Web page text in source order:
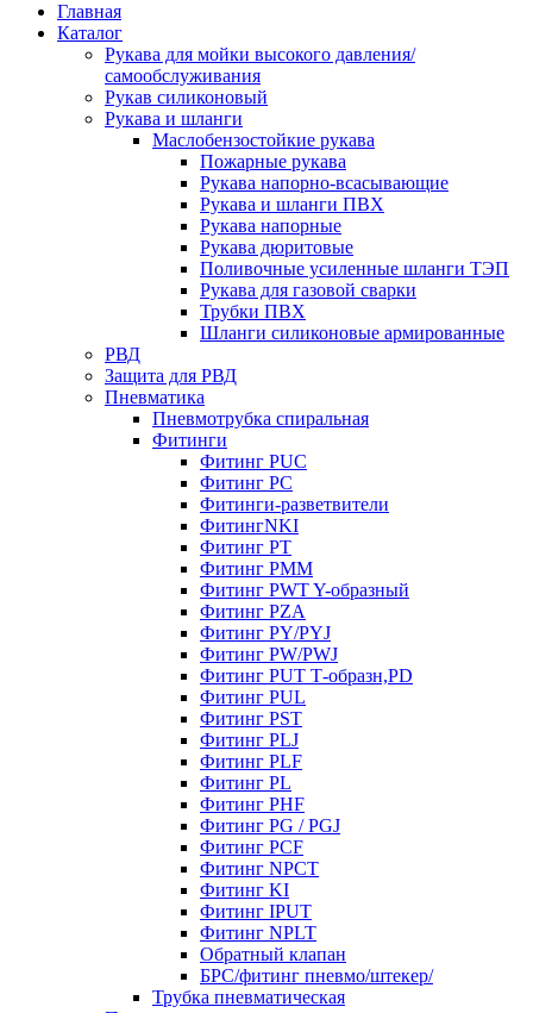
Главная
Каталог
Рукава для мойки высокого давления/
самообслуживания
Рукав силиконовый
Рукава и шланги
Маслобензостойкие рукава
Пожарные рукава
Рукава напорно-всасывающие
Рукава и шланги ПВХ
Рукава напорные
Рукава дюритовые
Поливочные усиленные шланги ТЭП
Рукава для газовой сварки
Трубки ПВХ
Шланги силиконовые армированные
РВД
Защита для РВД
Пневматика
Пневмотрубка спиральная
Фитинги
Фитинг PUC
Фитинг PC
Фитинги-разветвители
ФитингNKI
Фитинг РТ
Фитинг РММ
Фитинг РWT Y-образный
Фитинг PZA
Фитинг PY/PYJ
Фитинг PW/PWJ
Фитинг PUT Т-образн,PD
Фитинг PUL
Фитинг PST
Фитинг PLJ
Фитинг PLF
Фитинг PL
Фитинг PHF
Фитинг PG / PGJ
Фитинг PCF
Фитинг NPCT
Фитинг KI
Фитинг IPUT
Фитинг NPLT
Обратный клапан
БРС/фитинг пневмо/штекер/
Трубка пневматическая